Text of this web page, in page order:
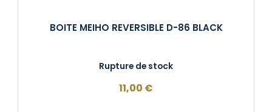
BOITE MEIHO REVERSIBLE D-86 BLACK
Rupture de stock
11,00 €